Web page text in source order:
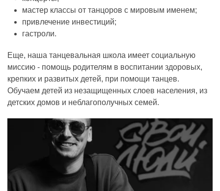
мастер классы от танцоров с мировым именем;
привлечение инвестиций;
гастроли.
Еще, наша танцевальная школа имеет социальную
миссию - помощь родителям в воспитании здоровых,
крепких и развитых детей, при помощи танцев.
Обучаем детей из незащищенных слоев населения, из
детских домов и неблагополучных семей.